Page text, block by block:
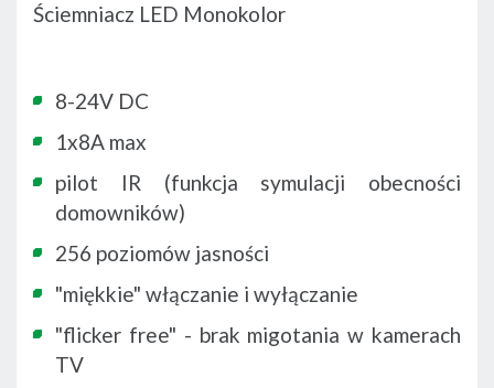
Ściemniacz LED Monokolor
8-24V DC
1x8A max
pilot IR (funkcja symulacji obecności
domowników)
256 poziomów jasności
"miękkie" włączanie i wyłączanie
"flicker free" - brak migotania w kamerach
TV